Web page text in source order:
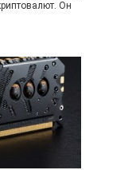
Он